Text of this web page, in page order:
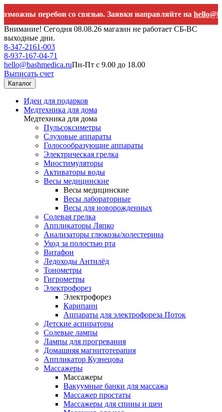
перебои со связью. Заявки направляйте на
Внимание! Сегодня 08.08.26 магазин не работает СБ-ВС
выходные дни.
8-347-2161-003
8-937-167-04-71
hello@bashmedica.ruПн-Пт с 9.00 до 18.00
Выписать счет
Каталог
Идеи для подарков
Медтехника для дома
Медтехника для дома
Пульсоксиметры
Слуховые аппараты
Голосообразующие аппараты
Электрическая грелка
Миостимуляторы
Активаторы воды
Весы медицинские
Весы медицинские
Весы лабораторные
Весы для новорожденных
Солевая грелка
Аппликаторы Ляпко
Анализаторы глюкозы/холестерина
Уход за полостью рта
Витафон
Ледоходы Антилёд
Тонометры
Гигрометры
Электрофорез
Электрофорез
Карипаин
Аппараты для электрофореза Поток
Детские аспираторы
Солевые лампы
Лампы для прогревания
Домашняя магнитотерапия
Аппликатор Кузнецова
Массажеры
Массажеры
Вакуумные банки для массажа
Массажер простаты
Массажеры для спины и шеи